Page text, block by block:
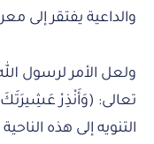
والداعية يفتقر إلى
ولعل الأمر لرسول
التنويه إلى هذه